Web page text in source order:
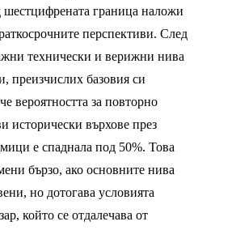
граница наложи
перспективи. След
технически и верижни нива
преизчислих базовия си
вероятността за повторно
исторически върхове през
е спаднала под 50%. Това
бързо, ако основните нива
но дотогава условията
който се отдалечава от